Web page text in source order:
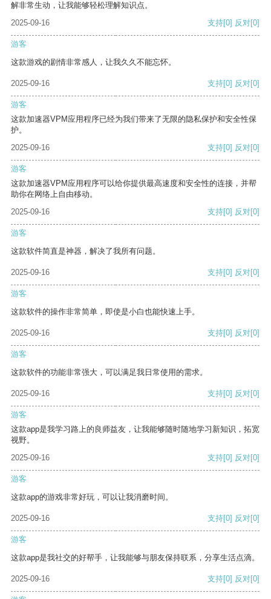
解非常生动，让我能够轻松理解知识点。
2025-09-16
支持[0] 反对[0]
游客
这款游戏的剧情非常感人，让我久久不能忘怀。
2025-09-16 支持[0] 反对[0]
游客
这款加速器VPM应用程序已经为我们带来了无限的隐私保护和安全性保
护。
2025-09-16
支持[0] 反对[0]
游客
这款加速器VPM应用程序可以给你提供最高速度和安全性的连接，并帮
助你在网络上自由移动。
2025-09-16
支持[0] 反对[0]
游客
这款软件简直是神器，解决了我所有问题。
2025-09-16 支持[0] 反对[0]
游客
这款软件的操作非常简单，即使是小白也能快速上手。
2025-09-16 支持[0] 反对[0]
游客
这款软件的功能非常强大，可以满足我日常使用的需求。
2025-09-16 支持[0] 反对[0]
游客
这款app是我学习路上的良师益友，让我能够随时随地学习新知识，拓宽
视野。
2025-09-16
支持[0] 反对[0]
游客
这款app的游戏非常好玩，可以让我消磨时间。
2025-09-16 支持[0] 反对[0]
游客
这款app是我社交的好帮手，让我能够与朋友保持联系，分享生活点滴。
2025-09-16 支持[0] 反对[0]